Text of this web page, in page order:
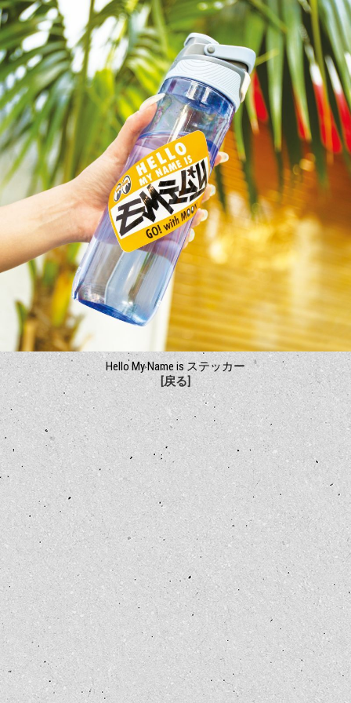
Hello My Name is ステッカー
[戻る]